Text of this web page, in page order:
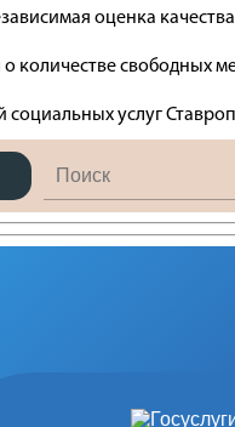
оценка качества
количестве свободных
социальных услуг